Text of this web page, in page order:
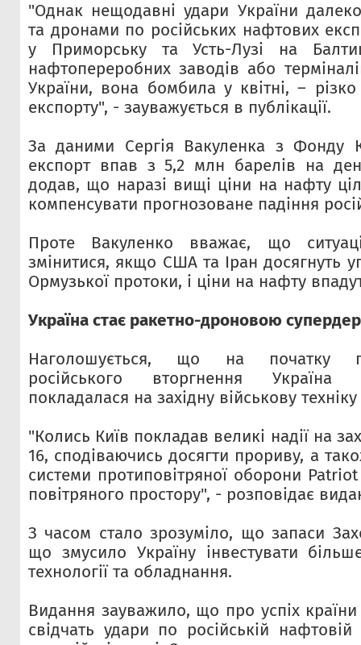
"Однак нещодавні удари України
та дронами по російських нафтових
у Приморську та Усть-Лузі на
нафтопереробних заводів або
України, вона бомбила у квітні, –
експорту", - зауважується в публікації.
За даними Сергія Вакуленка з Фонду
експорт впав з 5,2 млн барелів на
додав, що наразі вищі ціни на нафту
компенсувати прогнозоване падіння
Проте Вакуленко вважає, що
змінитися, якщо США та Іран досягнуть
Ормузької протоки, і ціни на нафту
Україна стає ракетно-дроновою
Наголошується, що на початку
російського вторгнення
покладалася на західну військову
"Колись Київ покладав великі надії на
16, сподіваючись досягти прориву, а
системи протиповітряної оборони
повітряного простору", - розповідає
З часом стало зрозуміло, що запаси
що змусило Україну інвестувати
технології та обладнання.
Видання зауважило, що про успіх
свідчать удари по російській нафтовій